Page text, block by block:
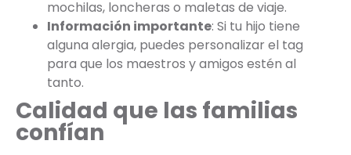
mochilas, loncheras o maletas de viaje.
Información importante: Si tu hijo tiene
alguna alergia, puedes personalizar el tag
para que los maestros y amigos estén al
tanto.
Calidad que las familias
confían